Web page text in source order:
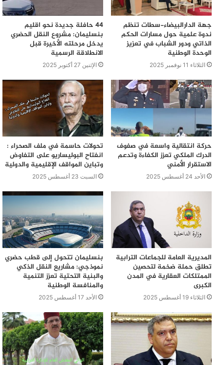
جهة الدارالبيضاء-سطات تنظم
ندوة علمية حول مسارات الحكم
الذاتي ودور الشباب في تعزيز
الوحدة الوطنية
الثلاثاء 11 نوفمبر 2025
44 حافلة جديدة نحو اقليم
بنسليمان: مشروع النقل الحضري
يدخل مرحلته الأخيرة قبل
الانطلاقة الرسمية
الإثنين 27 أكتوبر 2025
حركة انتقالية واسعة في صفوف
الدرك الملكي تعزز الكفاءة وتدعم
الاستقرار الأمني
الأحد 24 أغسطس 2025
تحولات حاسمة في ملف الصحراء :
انفتاح البوليساريو على التفاوض
وتباين المواقف الإقليمية والدولية
السبت 23 أغسطس 2025
المديرية العامة للجماعات الترابية
تطلق حملة ضخمة لتحصين
الممتلكات العقارية في المدن
الكبرى
الثلاثاء 19 أغسطس 2025
بنسليمان تتحول إلى قطب حضري
نموذجي: مشاريع النقل الذكي
والبنية التحتية تعزز التنمية
والمنافسة الوطنية
الأحد 17 أغسطس 2025